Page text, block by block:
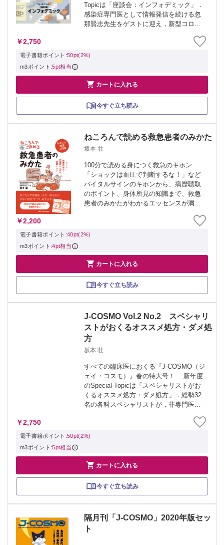
Topicは「座談会：インフォデミック」．
感染症専門医として情報発信を続ける忽
那賢志先生をゲストに迎え，新型コロナ
ットやメディアのさまざまな問題点等に
ついて考えます．重厚な連載陣も...
￥2,750
電子書籍ポイント:50pt(2%)
m3ポイント:5pt相当
 カートに入れる
今すぐ立ち読み
ねころんで読める救急患者のみかた
坂本 壮
100分で読める身につく救急のキホン
「ショックは血圧で判断するな！」など
バイタルサインのキホンから、病歴聴取
のポイント、身体所見の知識まで、救急
患者のみかたがわかるエッセンスが満
めてポイントが頭と心に残る日々の業務
ですぐに役立つ一冊。 ※本製品はPCでの
￥2,200
電子書籍ポイント:40pt(2%)
m3ポイント:4pt相当
 カートに入れる
今すぐ立ち読み
J-COSMO Vol.2 No.2 スペシャリ
ストがおくるオススメ処方・ダメ処
方
坂本 壮
すべての臨床医におくる『J-COSMO（ジ
ェイ・コスモ）』春の特大号！ 新年度
のSpecial Topicは「スペシャリストがお
くるオススメ処方・ダメ処方」．総勢32
名の各科スペシャリストが，非専門医の
つティップス＆ピットフォールを端的に
解説します． 各連載もま...
￥2,750
電子書籍ポイント:50pt(2%)
m3ポイント:5pt相当
 カートに入れる
今すぐ立ち読み
隔月刊「J-COSMO」2020年版セッ
ト